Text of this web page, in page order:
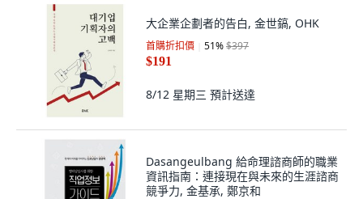
大企業企劃者的告白, 金世鎬, OHK
首購折扣價 51%$397
$191
8/12 星期三 預計送達
Dasangeulbang 給命理諮商師的職業
資訊指南：連接現在與未來的生涯諮商
競爭力, 金基承, 鄭京和